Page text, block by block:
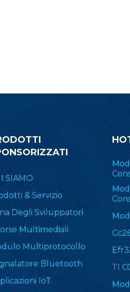
SIAMO
& Servizio
Degli Sviluppatori
Multimediali
Multiprotocollo
Bluetooth
IoT
TI